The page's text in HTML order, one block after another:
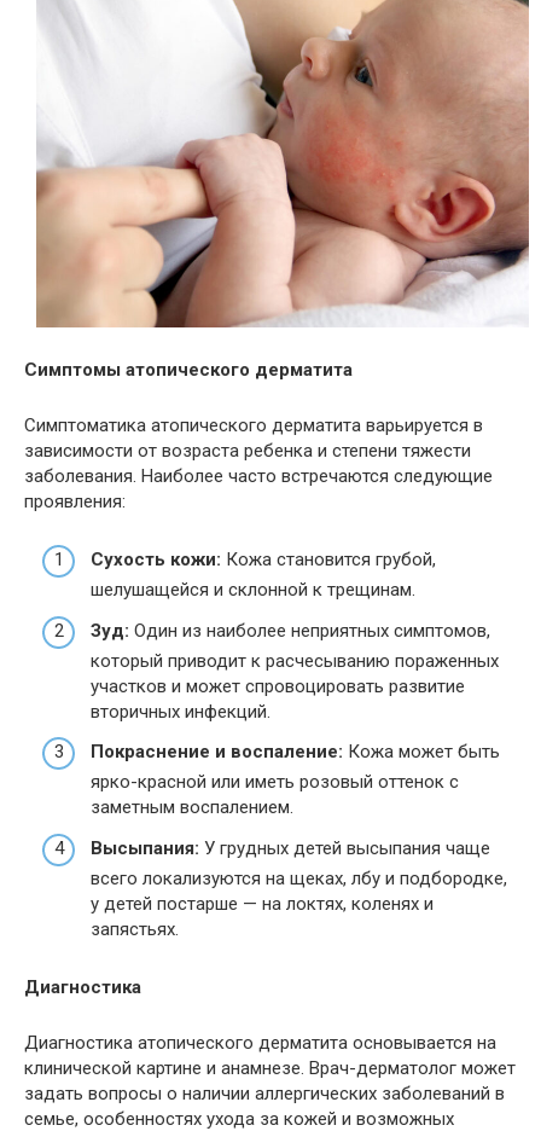
Симптомы атопического дерматита
Симптоматика атопического дерматита варьируется в
зависимости от возраста ребенка и степени тяжести
заболевания. Наиболее часто встречаются следующие
проявления:
Сухость кожи: Кожа становится грубой,
шелушащейся и склонной к трещинам.
Зуд: Один из наиболее неприятных симптомов,
который приводит к расчесыванию пораженных
участков и может спровоцировать развитие
вторичных инфекций.
Покраснение и воспаление: Кожа может быть
ярко-красной или иметь розовый оттенок с
заметным воспалением.
Высыпания: У грудных детей высыпания чаще
всего локализуются на щеках, лбу и подбородке,
у детей постарше — на локтях, коленях и
запястьях.
Диагностика
Диагностика атопического дерматита основывается на
клинической картине и анамнезе. Врач-дерматолог может
задать вопросы о наличии аллергических заболеваний в
семье, особенностях ухода за кожей и возможных